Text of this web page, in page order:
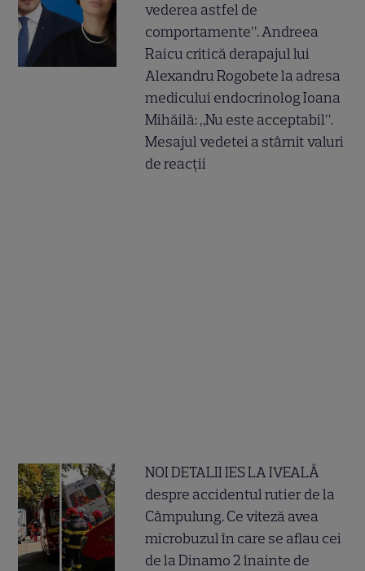
vederea astfel de
comportamente”. Andreea
Raicu critică derapajul lui
Alexandru Rogobete la adresa
medicului endocrinolog Ioana
Mihăilă: „Nu este acceptabil”.
Mesajul vedetei a stârnit valuri
de reacții
NOI DETALII IES LA IVEALĂ
despre accidentul rutier de la
Câmpulung. Ce viteză avea
microbuzul în care se aflau cei
de la Dinamo 2 înainte de